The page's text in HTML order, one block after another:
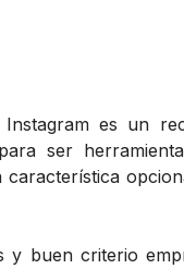
es un
ser
buen criterio